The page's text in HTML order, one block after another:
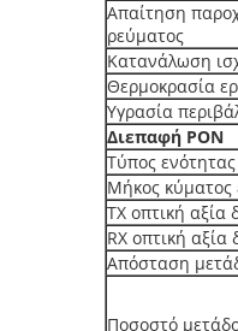
Απαίτηση
ρεύματος
Κατανάλωση
Θερμοκρασία
Υγρασία
Διεπαφή PON
Τύπος ενότητας
Μήκος κύματος
TX οπτική αξία
RX οπτική
Απόσταση
Ποσοστό